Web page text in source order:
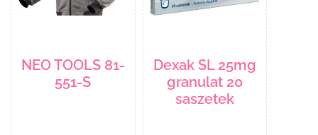
NEO TOOLS 81-
551-S
Dexak SL 25mg
granulat 20
saszetek